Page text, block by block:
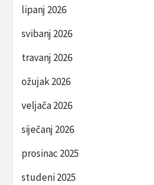
lipanj 2026
svibanj 2026
travanj 2026
ožujak 2026
veljača 2026
siječanj 2026
prosinac 2025
studeni 2025